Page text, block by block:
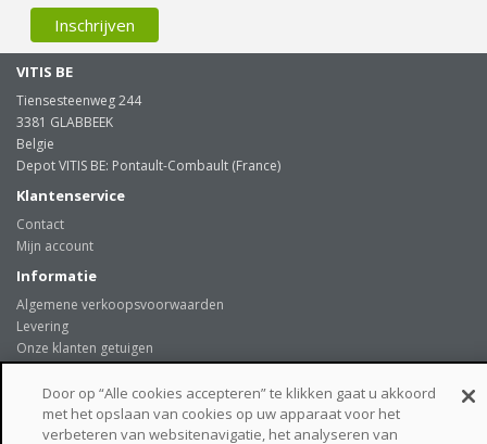
VITIS BE
Tiensesteenweg 244
3381 GLABBEEK
Belgie
Depot VITIS BE: Pontault-Combault (France)
Klantenservice
Contact
Mijn account
Informatie
Algemene verkoopsvoorwaarden
Levering
Onze klanten getuigen
Privacybeleid
Links
beveiligde betaalmogelijkheden
Door op “Alle cookies accepteren” te klikken gaat u akkoord
met het opslaan van cookies op uw apparaat voor het
verbeteren van websitenavigatie, het analyseren van